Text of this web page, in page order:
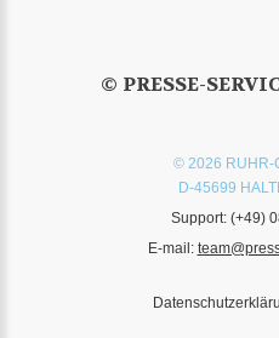
© PRESSE-
© 2026 RUHR-
D-45699
Support: (+49)
E-mail: